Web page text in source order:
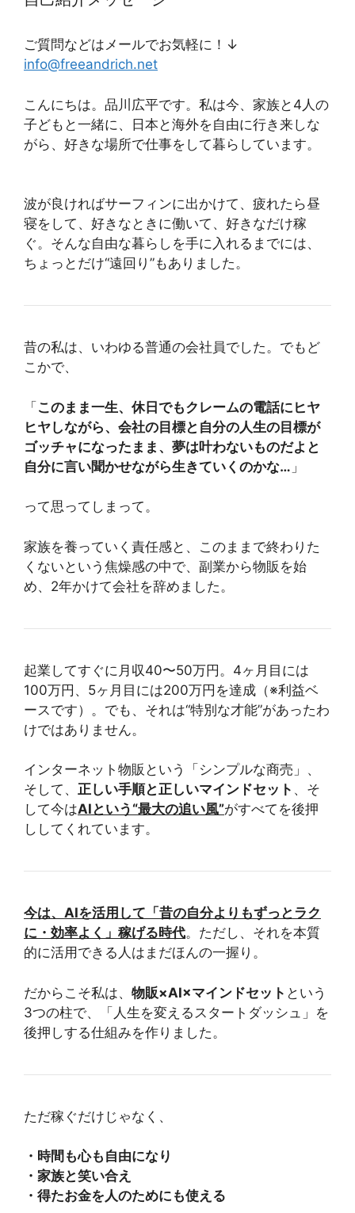
ご質問などはメールでお気軽に！↓
info@freeandrich.net
こんにちは。品川広平です。私は今、家族と4人の
子どもと一緒に、日本と海外を自由に行き来しな
がら、好きな場所で仕事をして暮らしています。
波が良ければサーフィンに出かけて、疲れたら昼
寝をして、好きなときに働いて、好きなだけ稼
ぐ。そんな自由な暮らしを手に入れるまでには、
ちょっとだけ“遠回り”もありました。
昔の私は、いわゆる普通の会社員でした。でもど
こかで、
「このまま一生、休日でもクレームの電話にヒヤ
ヒヤしながら、会社の目標と自分の人生の目標が
ゴッチャになったまま、夢は叶わないものだよと
自分に言い聞かせながら生きていくのかな… 」
って思ってしまって。
家族を養っていく責任感と、このままで終わりた
くないという焦燥感の中で、副業から物販を始
め、2年かけて会社を辞めました。
起業してすぐに月収40〜50万円。4ヶ月目には
100万円、5ヶ月目には200万円を達成（※利益ベ
ースです）。でも、それは“特別な才能”があったわ
けではありません。
インターネット物販という「シンプルな商売」、
そして、 正しい手順と正しいマインドセット 、そ
して今はAIという“最大の追い風”がすべてを後押
ししてくれています。
今は、AIを活用して「昔の自分よりもずっとラク
に・効率よく」稼げる時代。ただし、それを本質
的に活用できる人はまだほんの一握り。
だからこそ私は、 物販×AI×マインドセット という
3つの柱で、「人生を変えるスタートダッシュ」を
後押しする仕組みを作りました。
ただ稼ぐだけじゃなく、
・時間も心も自由になり
・家族と笑い合え
・得たお金を人のためにも使える